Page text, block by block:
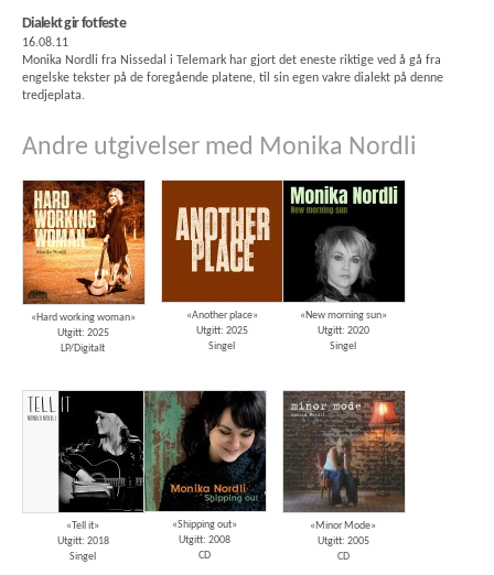
Dialekt gir fotfeste
16.08.11
Monika Nordli fra Nissedal i Telemark har gjort det eneste riktige ved å gå fra
engelske tekster på de foregående platene, til sin egen vakre dialekt på denne
tredjeplata.
Andre utgivelser med Monika Nordli
«Hard working woman»
Utgitt: 2025
LP/Digitalt
«Another place»
Utgitt: 2025
Singel
«New morning sun»
Utgitt: 2020
Singel
«Tell it»
Utgitt: 2018
Singel
«Shipping out»
Utgitt: 2008
CD
«Minor Mode»
Utgitt: 2005
CD